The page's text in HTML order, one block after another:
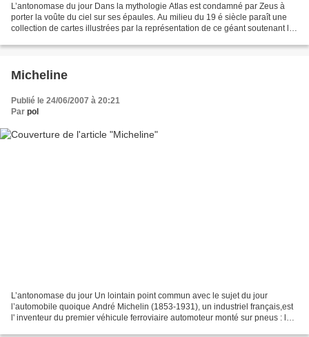
L’antonomase du jour Dans la mythologie Atlas est condamné par Zeus à
porter la voûte du ciel sur ses épaules. Au milieu du 19 é siècle paraît une
collection de cartes illustrées par la représentation de ce géant soutenant le
Micheline
Publié le 24/06/2007 à 20:21
Par pol
L’antonomase du jour Un lointain point commun avec le sujet du jour
l’automobile quoique André Michelin (1853-1931), un industriel français,est
l' inventeur du premier véhicule ferroviaire automoteur monté sur pneus : la